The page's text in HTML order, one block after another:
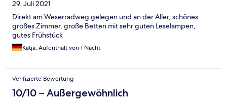
29. Juli 2021
Direkt am Weserradweg gelegen und an der Aller, schönes
großes Zimmer, große Betten mit sehr guten Leselampen,
gutes Frühstück
Katja, Aufenthalt von 1 Nacht
Verifizierte Bewertung
10/10 – Außergewöhnlich